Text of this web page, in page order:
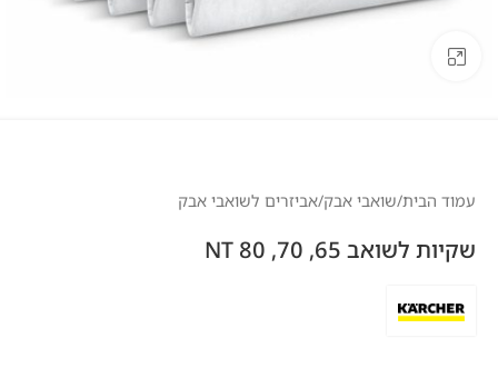
עמוד הבית/שואבי אבק/אביזרים לשואבי אבק
שקיות לשואב 65, 70, 80 NT